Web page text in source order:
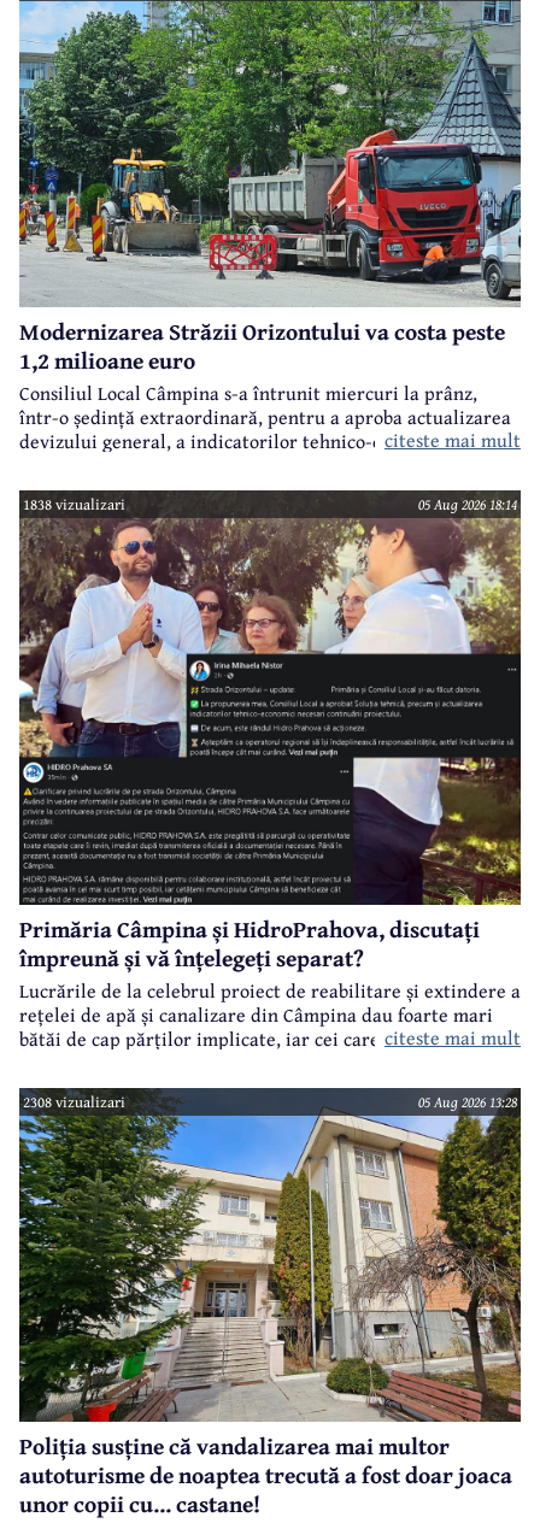
Modernizarea Străzii Orizontului va costa peste
1,2 milioane euro
Consiliul Local Câmpina s-a întrunit miercuri la prânz,
într-o ședință extraordinară, pentru a aproba actualizarea
devizului general, a indicatorilor tehnico-economici și a
realizarea modernizării Străzii Orizontului, obiectiv
finanțat prin Programul Național de Investiții ”Anghel
Saligny”.
citeste mai mult
1838 vizualizari 05 Aug 2026 18:14
Primăria Câmpina și HidroPrahova, discutați
împreună și vă înțelegeți separat?
Lucrările de la celebrul proiect de reabilitare și extindere a
rețelei de apă și canalizare din Câmpina dau foarte mari
bătăi de cap părților implicate, iar cei care suferă sunt
Orizontului.
citeste mai mult
2308 vizualizari 05 Aug 2026 13:28
Poliția susține că vandalizarea mai multor
autoturisme de noaptea trecută a fost doar joaca
unor copii cu... castane!